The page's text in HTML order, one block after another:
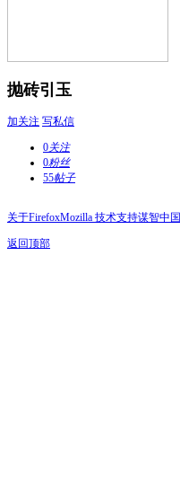
抛砖引玉
加关注 写私信
0关注
0粉丝
55帖子
关于FirefoxMozilla 技术支持谋智中国
返回顶部